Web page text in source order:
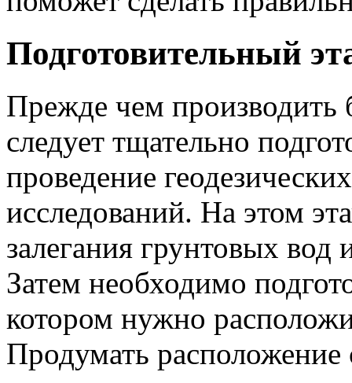
Подготовительный
Прежде чем производить
следует тщательно
проведение
исследований. На этом
залегания грунтовых
Затем необходимо
котором нужно
Продумать